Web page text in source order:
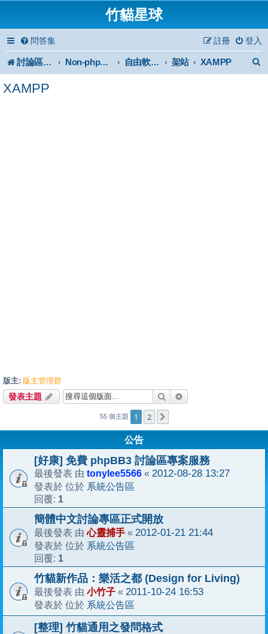
竹貓星球
問答集 登入
註冊
討論區首頁 Non-phpBB specific 自由軟體或免費軟體 架站 XAMPP
XAMPP
版主: 版主管理群
發表主題 搜尋
55 個主題 1 2
公告
[好康] 免費 phpBB3 討論區專案服務
最後發表 由 tonylee5566 « 2012-08-28 13:27
發表於 位於 系統公告區
回覆: 1
簡體中文討論專區正式開放
最後發表 由心靈捕手 « 2012-01-21 21:44
發表於 位於 系統公告區
回覆: 1
竹貓新作品：樂活之都 (Design for Living)
最後發表 由 小竹子 « 2011-10-24 16:53
發表於 位於 系統公告區
[整理] 竹貓通用之發問格式